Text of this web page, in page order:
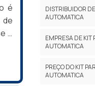
a
no
é
o
DISTRIBUIDOR
AUTOMATICA
EMPRESA DE KIT
AUTOMATICA
PREÇO DO KIT
AUTOMATICA